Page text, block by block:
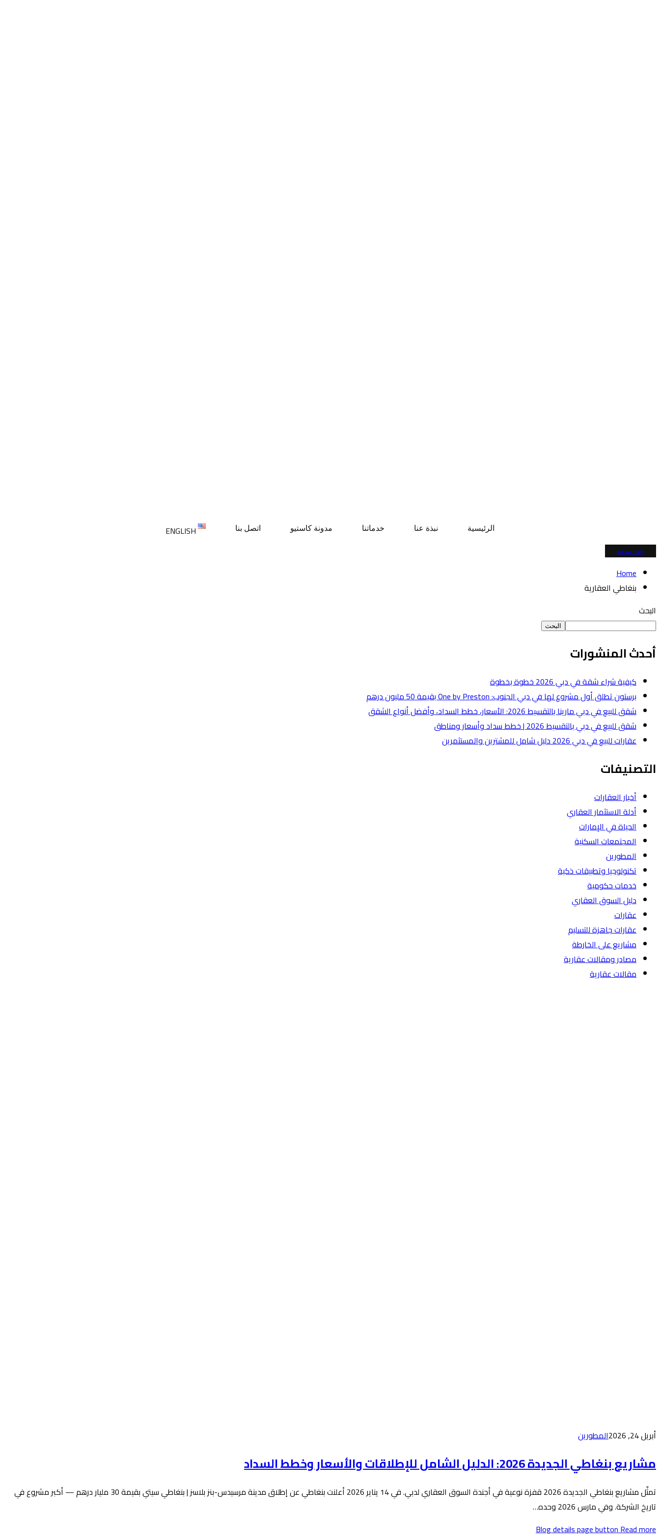
الرئيسية نبذة عنا خدماتنا مدونة كاستيو اتصل بنا ENGLISH
حدد موعد
Home
بنغاطي العقارية
البحث
البحث
أحدث المنشورات
كيفية شراء شقة في دبي 2026 خطوة بخطوة
برستون تطلق أول مشروع لها في دبي الجنوب: One by Preston بقيمة 50 مليون درهم
شقق للبيع في دبي مارينا بالتقسيط 2026: الأسعار، خطط السداد، وأفضل أنواع الشقق
شقق للبيع في دبي بالتقسيط 2026 | خطط سداد وأسعار ومناطق
عقارات للبيع في دبي 2026 دليل شامل للمشترين والمستثمرين
التصنيفات
أخبار العقارات
أدلة الاستثمار العقاري
الحياة في الإمارات
المجتمعات السكنية
المطورين
تكنولوجيا وتطبيقات ذكية
خدمات حكومية
دليل السوق العقاري
عقارات
عقارات جاهزة للتسليم
مشاريع على الخارطة
مصادر ومقالات عقارية
مقالات عقارية
أبريل 24, 2026 المطورين
مشاريع بنغاطي الجديدة 2026: الدليل الشامل للإطلاقات والأسعار وخطط السداد
تمثّل مشاريع بنغاطي الجديدة 2026 قفزة نوعية في أجندة السوق العقاري لدبي. في 14 يناير 2026 أعلنت بنغاطي عن إطلاق مدينة مرسيدس-بنز بلاسز | بنغاطي سيتي بقيمة 30 مليار درهم — أكبر مشروع في
تاريخ الشركة. وفي مارس 2026 وحده…
Blog details page buttonRead more